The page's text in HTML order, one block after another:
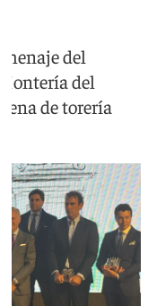
del
del
de torería